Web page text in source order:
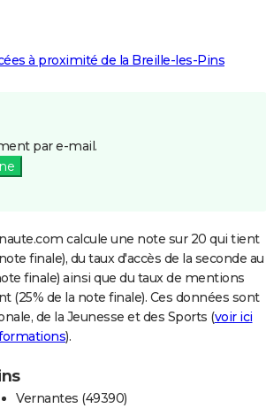
à proximité de la Breille-les-Pins
par e-mail.
calcule une note sur 20 qui tient
finale), du taux d'accès de la seconde au
finale) ainsi que du taux de mentions
de la note finale). Ces données sont
de la Jeunesse et des Sports (voir ici
).
Vernantes (49390)